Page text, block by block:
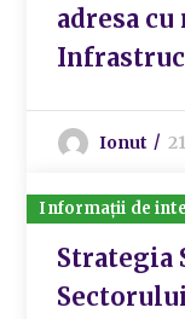
adresa cu
Ionut
Informații de
Strategia